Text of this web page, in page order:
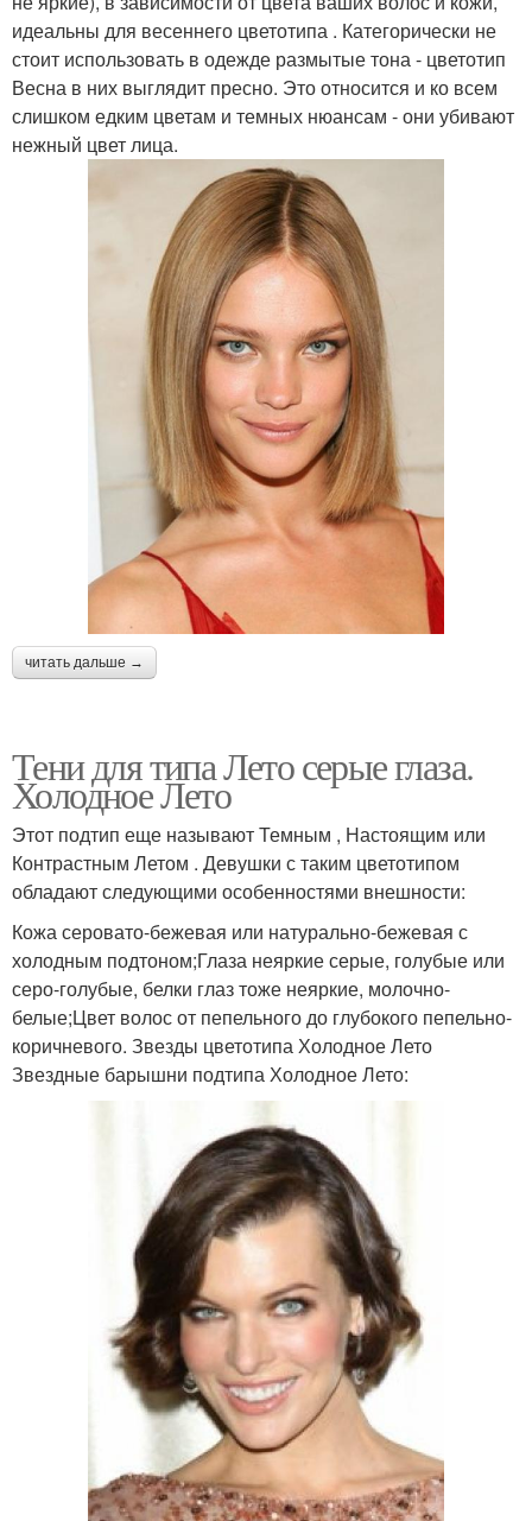
идеальны для весеннего цветотипа . Категорически не
стоит использовать в одежде размытые тона - цветотип
Весна в них выглядит пресно. Это относится и ко всем
слишком едким цветам и темных нюансам - они убивают
нежный цвет лица.
читать дальше →
Тени для типа Лето серые глаза.
Холодное Лето
Этот подтип еще называют Темным , Настоящим или
Контрастным Летом . Девушки с таким цветотипом
обладают следующими особенностями внешности:
Кожа серовато-бежевая или натурально-бежевая с
холодным подтоном;Глаза неяркие серые, голубые или
серо-голубые, белки глаз тоже неяркие, молочно-
белые;Цвет волос от пепельного до глубокого пепельно-
коричневого. Звезды цветотипа Холодное Лето
Звездные барышни подтипа Холодное Лето: